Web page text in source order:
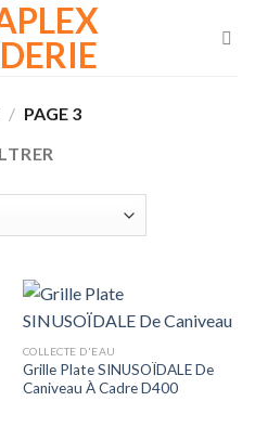
/ PAGE 3
COLLECTE D'EAU
Grille Plate SINUSOÏDALE De
Caniveau À Cadre D400